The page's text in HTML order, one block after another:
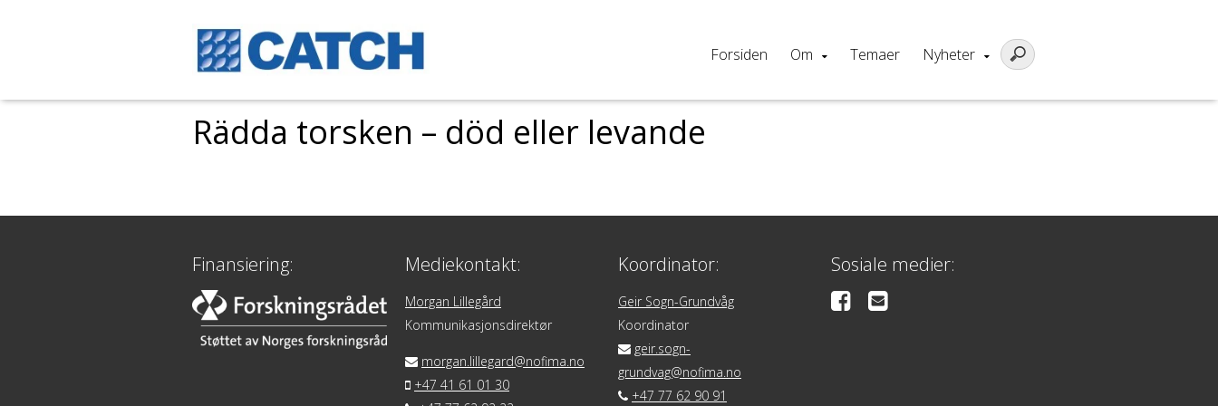
Forsiden Om Temaer Nyheter
Rädda torsken – död eller levande
Finansiering: Mediekontakt:
Morgan Lillegård
Kommunikasjonsdirektør
morgan.lillegard@nofima.no
+47 41 61 01 30
Koordinator:
Geir Sogn-Grundvåg
Koordinator
geir.sogn-
grundvag@nofima.no
+47 77 62 90 91
Sosiale medier: